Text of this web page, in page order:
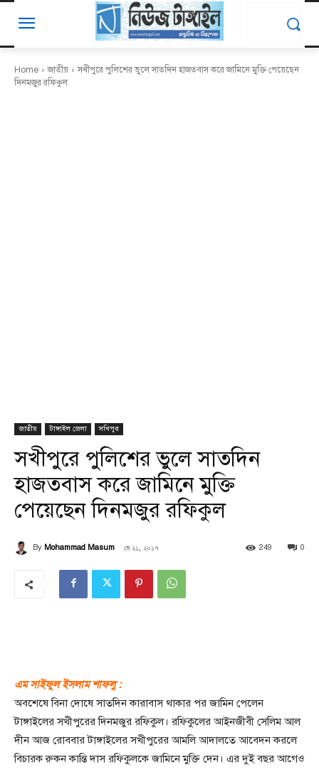
Home জাতীয়
সখীপুরে পুলিশের ভুলে সাতদিন হাজতবাস করে জামিনে মুক্তি পেয়েছেন
দিনমজুর রফিকুল
জাতীয় টাঙ্গাইল জেলা সখিপুর
সখীপুরে পুলিশের ভুলে সাতদিন
হাজতবাস করে জামিনে মুক্তি
পেয়েছেন দিনমজুর রফিকুল
By Mohammad Masum মে ২১, ২০১৭ 0
249
এম সাইফুল ইসলাম শাফলু :
অবশেষে বিনা দোষে সাতদিন কারাবাস থাকার পর জামিন পেলেন
টাঙ্গাইলের সখীপুরের দিনমজুর রফিকুল। রফিকুলের আইনজীবী সেলিম আল
দীন আজ রোববার টাঙ্গাইলের সখীপুরের আমলি আদালতে আবেদন করলে
বিচারক রুকন কান্তি দাস রফিকুলকে জামিনে মুক্তি দেন। এর দুই বছর আগেও